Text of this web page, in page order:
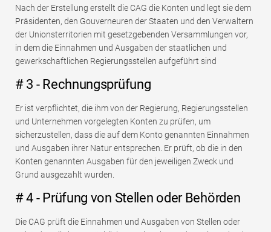
Nach der Erstellung erstellt die CAG die Konten und legt sie dem
Präsidenten, den Gouverneuren der Staaten und den Verwaltern
der Unionsterritorien mit gesetzgebenden Versammlungen vor,
in dem die Einnahmen und Ausgaben der staatlichen und
gewerkschaftlichen Regierungsstellen aufgeführt sind
# 3 - Rechnungsprüfung
Er ist verpflichtet, die ihm von der Regierung, Regierungsstellen
und Unternehmen vorgelegten Konten zu prüfen, um
sicherzustellen, dass die auf dem Konto genannten Einnahmen
und Ausgaben ihrer Natur entsprechen. Er prüft, ob die in den
Konten genannten Ausgaben für den jeweiligen Zweck und
Grund ausgezahlt wurden.
# 4 - Prüfung von Stellen oder Behörden
Die CAG prüft die Einnahmen und Ausgaben von Stellen oder